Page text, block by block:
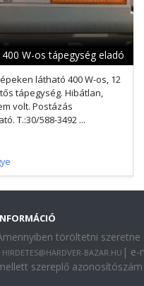
W-os tápegység eladó
látható 400 W-os, 12
tápegység. Hibátlan,
volt. Postázás
T.:30/588-3492 ...
töröltetni
HIRDETES@HARDVER-BAZAR.HU | e-
szereplő